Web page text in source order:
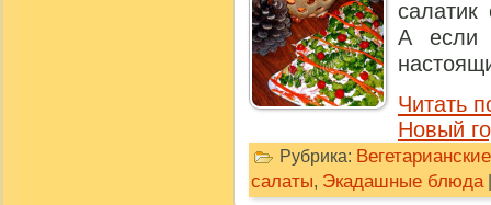
салатик
А если
Читать
Новый
Рубрика:
салаты, Экадашные блюда